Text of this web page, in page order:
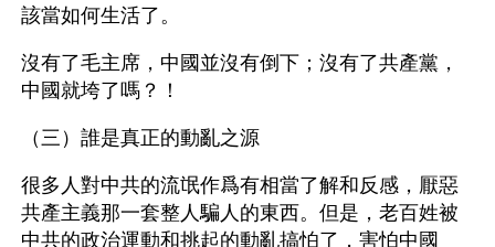
該當如何生活了。
沒有了毛主席，中國並沒有倒下；沒有了共產黨，
中國就垮了嗎？！
（三）誰是真正的動亂之源
很多人對中共的流氓作爲有相當了解和反感，厭惡
共產主義那一套整人騙人的東西。但是，老百姓被
中共的政治運動和挑起的動亂搞怕了，害怕中國